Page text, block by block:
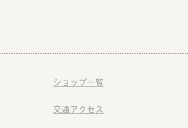
ショップ一覧
交通アクセス